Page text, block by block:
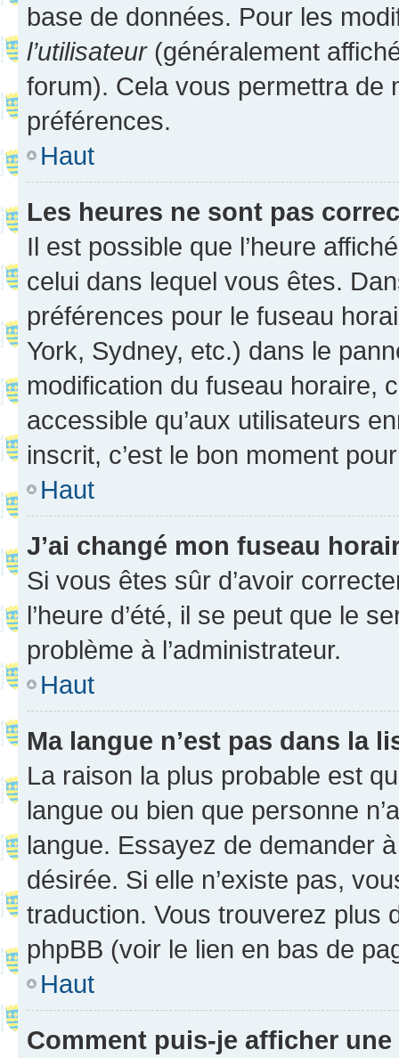
base de données. Pour les
l’utilisateur(généralement
forum). Cela vous permettra de
préférences.
Haut
Les heures ne sont pas
Il est possible que l’heure
celui dans lequel vous êtes.
préférences pour le fuseau
York, Sydney, etc.) dans le
modification du fuseau horaire,
accessible qu’aux utilisateurs
inscrit, c’est le bon moment
Haut
J’ai changé mon fuseau
Si vous êtes sûr d’avoir
l’heure d’été, il se peut que le
problème à l’administrateur.
Haut
Ma langue n’est pas dans la
La raison la plus probable est
langue ou bien que personne
langue. Essayez de demander
désirée. Si elle n’existe pas,
traduction. Vous trouverez plus
phpBB (voir le lien en bas de
Haut
Comment puis-je afficher